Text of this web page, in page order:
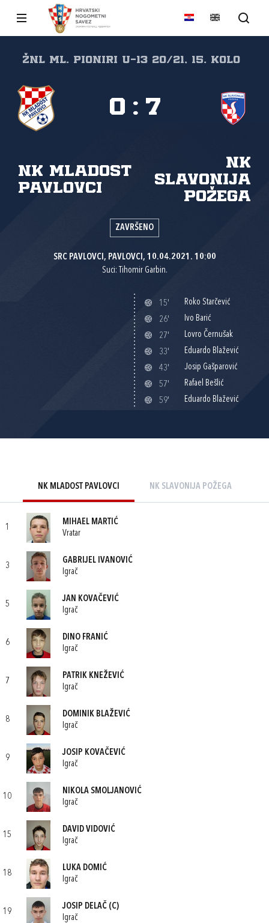
ŽNL Ml. pioniri U-13 20/21, 15. kolo
NK Mladost
Pavlovci
NK
Slavonija
Požega
0 : 7
ZAVRŠENO
SRC PAVLOVCI, PAVLOVCI, 10.04.2021. 10:00
Suci: Tihomir Garbin.
15'
Roko Starčević
26'
Ivo Barić
27'
Lovro Černušak
33'
Eduardo Blažević
43'
Josip Gašparović
57'
Rafael Bešlić
59'
Eduardo Blažević
NK MLADOST PAVLOVCI NK SLAVONIJA POŽEGA
1
MIHAEL MARTIĆ
Vratar
3
GABRIJEL IVANOVIĆ
Igrač
5
JAN KOVAČEVIĆ
Igrač
6
DINO FRANIĆ
Igrač
7
PATRIK KNEŽEVIĆ
Igrač
8
DOMINIK BLAŽEVIĆ
Igrač
9
JOSIP KOVAČEVIĆ
Igrač
10
NIKOLA SMOLJANOVIĆ
Igrač
15
DAVID VIDOVIĆ
Igrač
18
LUKA DOMIĆ
Igrač
19
JOSIP DELAČ (C)
Igrač